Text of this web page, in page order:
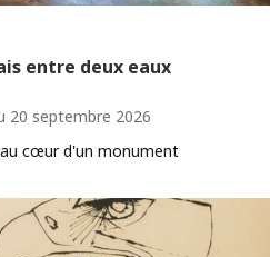
entre deux eaux
20 septembre 2026
cœur d'un monument